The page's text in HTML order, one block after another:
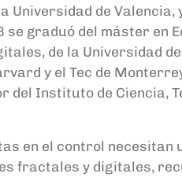
Universidad de
graduó del máster en
de la Universidad
y el Tec de
Instituto de Ciencia,
en el control necesitan
fractales y digitales,